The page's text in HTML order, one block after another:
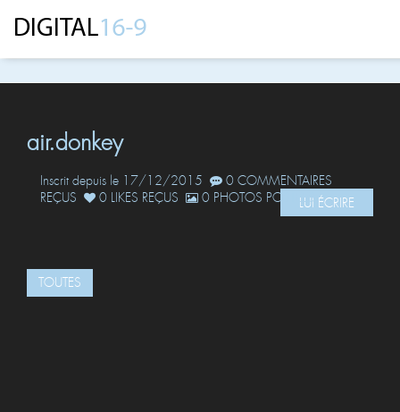
air.donkey
Inscrit depuis le 17/12/2015
0 COMMENTAIRES
REÇUS
0 LIKES REÇUS 0 PHOTOS POSTÉESLUI ÉCRIRE
TOUTES